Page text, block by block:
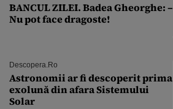
BANCUL ZILEI. Badea Gheorghe: –
Nu pot face dragoste!
Descopera.ro
Astronomii ar fi descoperit prima
exolună din afara Sistemului
Solar